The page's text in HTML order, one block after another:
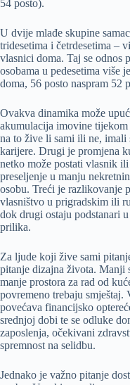
54 posto).
U dvije mlađe skupine
tridesetima i četrdesetima –
vlasnici doma. Taj se odnos
osobama u pedesetima više
doma, 56 posto naspram 52
Ovakva dinamika može
akumulacija imovine tijekom
na to žive li sami ili ne, imali
karijere. Drugi je promjena
netko može postati vlasnik
preseljenje u manju
osobu. Treći je razlikovanje
vlasništvo u prigradskim ili
dok drugi ostaju podstanari
prilika.
Za ljude koji žive sami
pitanje dizajna života. Manji
manje prostora za rad od
povremeno trebaju smještaj.
povećava financijsko
srednjoj dobi te se odluke
zaposlenja, očekivani
spremnost na selidbu.
Jednako je važno pitanje